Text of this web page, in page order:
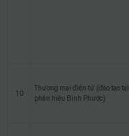
10
Thương mại điện tử (đào tạo tại
phân hiệu Bình Phước)